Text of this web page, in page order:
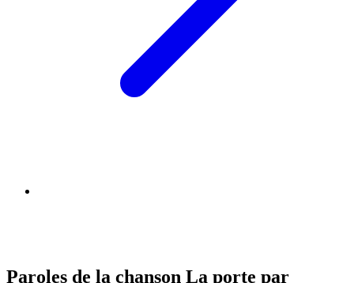
Paroles de la chanson La porte par